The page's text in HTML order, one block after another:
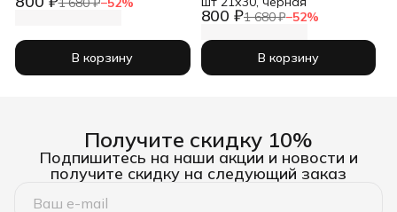
В корзину
800 ₽1 680 ₽−52%
В корзину
Получите скидку 10%
Подпишитесь на наши акции и новости и
получите скидку на следующий заказ